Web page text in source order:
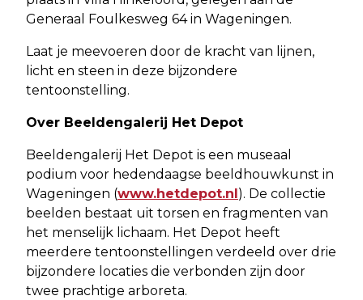
Generaal Foulkesweg 64 in Wageningen.
Laat je meevoeren door de kracht van lijnen,
licht en steen in deze bijzondere
tentoonstelling.
Over Beeldengalerij Het Depot
Beeldengalerij Het Depot is een museaal
podium voor hedendaagse beeldhouwkunst in
Wageningen (www.hetdepot.nl ). De collectie
beelden bestaat uit torsen en fragmenten van
het menselijk lichaam. Het Depot heeft
meerdere tentoonstellingen verdeeld over drie
bijzondere locaties die verbonden zijn door
twee prachtige arboreta.